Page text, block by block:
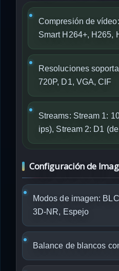
Compresión de
Smart H264+, H265,
Resoluciones
720P, D1, VGA, CIF
Streams: Stream 1:
ips), Stream 2: D1
Configuración de
Modos de imagen:
3D-NR, Espejo
Balance de blancos